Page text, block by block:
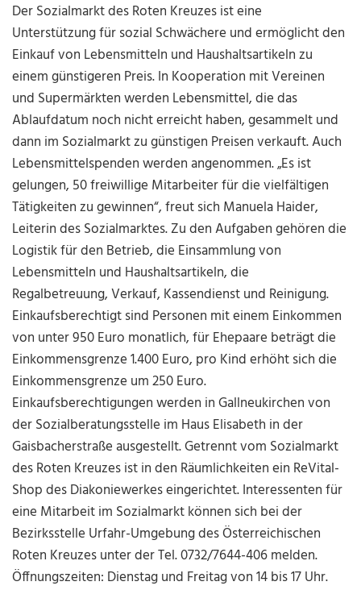
Der Sozialmarkt des Roten Kreuzes ist eine
Unterstützung für sozial Schwächere und ermöglicht den
Einkauf von Lebensmitteln und Haushaltsartikeln zu
einem günstigeren Preis. In Kooperation mit Vereinen
und Supermärkten werden Lebensmittel, die das
Ablaufdatum noch nicht erreicht haben, gesammelt und
dann im Sozialmarkt zu günstigen Preisen verkauft. Auch
Lebensmittelspenden werden angenommen. „Es ist
gelungen, 50 freiwillige Mitarbeiter für die vielfältigen
Tätigkeiten zu gewinnen“, freut sich Manuela Haider,
Leiterin des Sozialmarktes. Zu den Aufgaben gehören die
Logistik für den Betrieb, die Einsammlung von
Lebensmitteln und Haushaltsartikeln, die
Regalbetreuung, Verkauf, Kassendienst und Reinigung.
Einkaufsberechtigt sind Personen mit einem Einkommen
von unter 950 Euro monatlich, für Ehepaare beträgt die
Einkommensgrenze 1.400 Euro, pro Kind erhöht sich die
Einkommensgrenze um 250 Euro.
Einkaufsberechtigungen werden in Gallneukirchen von
der Sozialberatungsstelle im Haus Elisabeth in der
Gaisbacherstraße ausgestellt. Getrennt vom Sozialmarkt
des Roten Kreuzes ist in den Räumlichkeiten ein ReVital-
Shop des Diakoniewerkes eingerichtet. Interessenten für
eine Mitarbeit im Sozialmarkt können sich bei der
Bezirksstelle Urfahr-Umgebung des Österreichischen
Roten Kreuzes unter der Tel. 0732/7644-406 melden.
Öffnungszeiten: Dienstag und Freitag von 14 bis 17 Uhr.